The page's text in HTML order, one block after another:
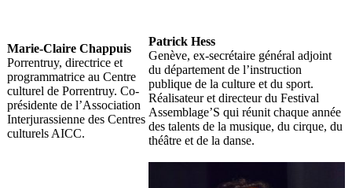
Marie-Claire Chappuis
Porrentruy, directrice et
programmatrice au Centre
culturel de Porrentruy. Co-
présidente de l’Association
Interjurassienne des Centres
culturels AICC.
Patrick Hess
Genève, ex-secrétaire général adjoint
du département de l’instruction
publique de la culture et du sport.
Réalisateur et directeur du Festival
Assemblage’S qui réunit chaque année
des talents de la musique, du cirque, du
théâtre et de la danse.